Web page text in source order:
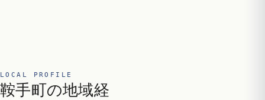
LOCAL PROFILE
鞍手町の地域経